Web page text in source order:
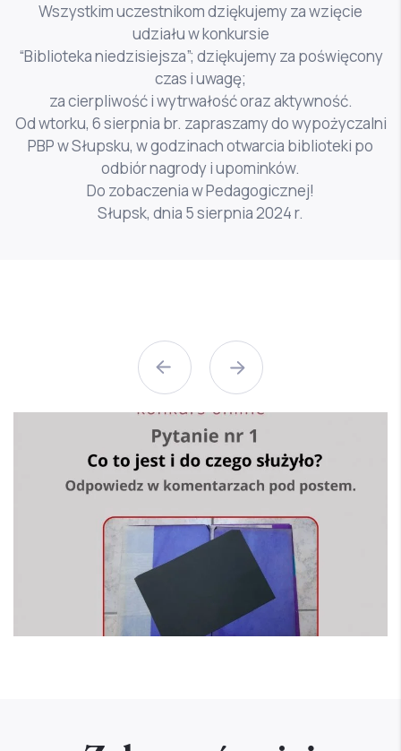
Wszystkim uczestnikom dziękujemy za wzięcie
udziału w konkursie
“Biblioteka niedzisiejsza”; dziękujemy za poświęcony
czas i uwagę;
za cierpliwość i wytrwałość oraz aktywność.
Od wtorku, 6 sierpnia br. zapraszamy do wypożyczalni
PBP w Słupsku, w godzinach otwarcia biblioteki po
odbiór nagrody i upominków.
Do zobaczenia w Pedagogicznej!
Słupsk, dnia 5 sierpnia 2024 r.